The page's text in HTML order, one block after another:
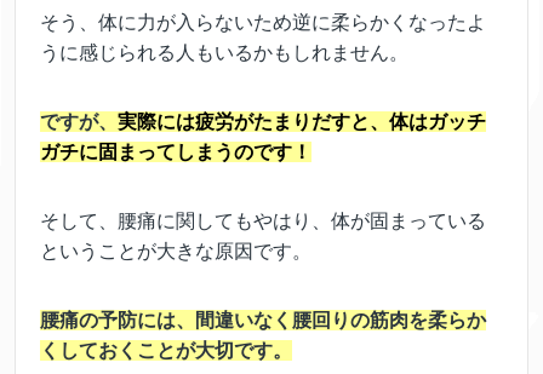
そう、体に力が入らないため逆に柔らかくなったよ
うに感じられる人もいるかもしれません。
ですが、 実際には疲労がたまりだすと、体はガッチ
ガチに固まってしまうのです！
そして、腰痛に関してもやはり、体が固まっている
ということが大きな原因です。
腰痛の予防には、間違いなく腰回りの筋肉を柔らか
くしておくことが大切です。